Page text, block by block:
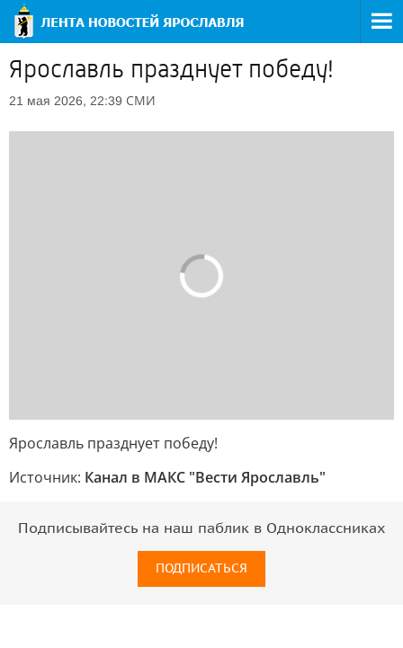
Ярославль празднует победу!
21 мая 2026, 22:39 СМИ
Ярославль празднует победу!
Источник: Канал в МАКС "Вести Ярославль"
Подписывайтесь на наш паблик в Одноклассниках
ПОДПИСАТЬСЯ